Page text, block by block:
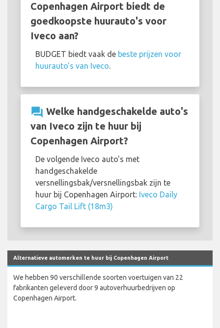
Copenhagen Airport biedt de
goedkoopste huurauto's voor
Iveco aan?
BUDGET biedt vaak de beste prijzen voor
huurauto's van Iveco.
question_answer Welke handgeschakelde auto's
van Iveco zijn te huur bij
Copenhagen Airport?
De volgende Iveco auto's met
handgeschakelde
versnellingsbak/versnellingsbak zijn te
huur bij Copenhagen Airport: Iveco Daily
Cargo Tail Lift (18m3)
Alternatieve automerken te huur bij Copenhagen Airport
We hebben 90 verschillende soorten voertuigen van 22
fabrikanten geleverd door 9 autoverhuurbedrijven op
Copenhagen Airport.